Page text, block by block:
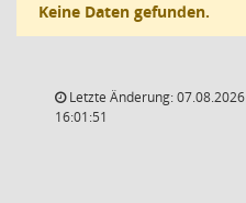
Keine Daten gefunden.
Letzte Änderung: 07.08.2026
16:01:51